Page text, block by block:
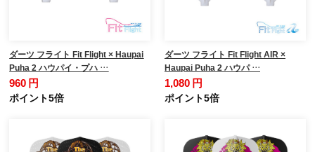
ダーツ フライト Fit Flight × Haupai
Puha 2 ハウパイ・プハ …
960 円
ポイント5倍
ダーツ フライト Fit Flight AIR ×
Haupai Puha 2 ハウパ …
1,080 円
ポイント5倍